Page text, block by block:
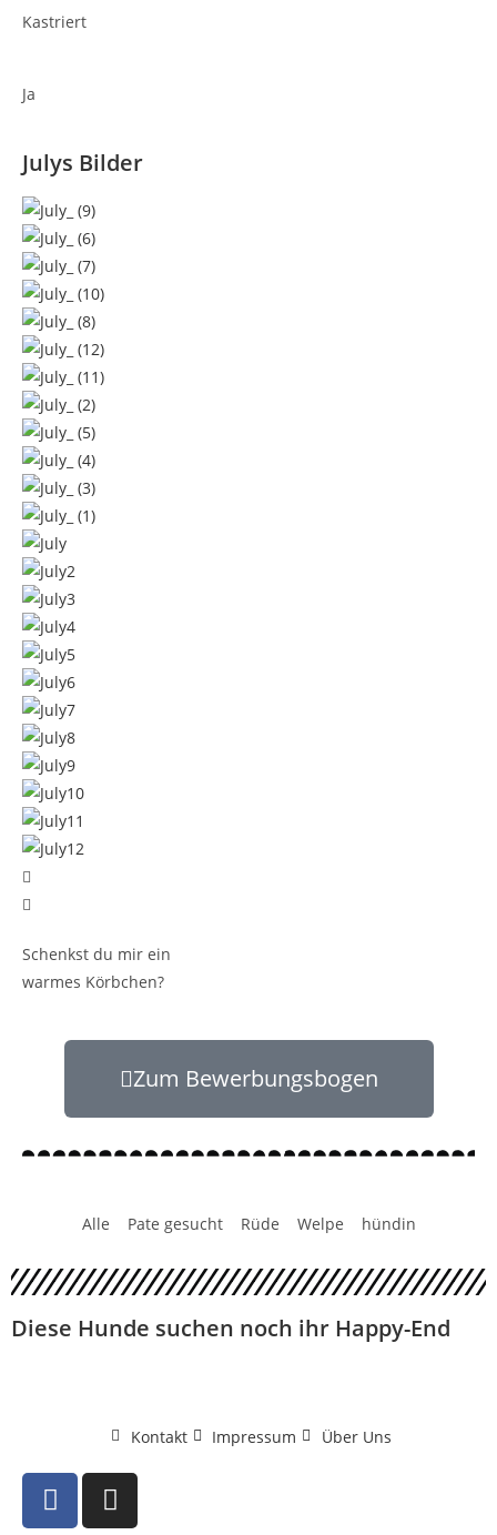
Kastriert
Ja
Julys Bilder
Schenkst du mir ein
warmes Körbchen?
Zum Bewerbungsbogen
Diese Hunde suchen noch ihr Happy-End
Alle Pate gesucht Rüde Welpe hündin
Kontakt Impressum Über Uns